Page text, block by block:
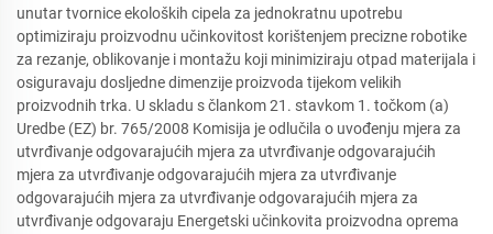
unutar tvornice ekoloških cipela za jednokratnu upotrebu
optimiziraju proizvodnu učinkovitost korištenjem precizne robotike
za rezanje, oblikovanje i montažu koji minimiziraju otpad materijala i
osiguravaju dosljedne dimenzije proizvoda tijekom velikih
proizvodnih trka. U skladu s člankom 21. stavkom 1. točkom (a)
Uredbe (EZ) br. 765/2008 Komisija je odlučila o uvođenju mjera za
utvrđivanje odgovarajućih mjera za utvrđivanje odgovarajućih
mjera za utvrđivanje odgovarajućih mjera za utvrđivanje
odgovarajućih mjera za utvrđivanje odgovarajućih mjera za
utvrđivanje odgovaraju Energetski učinkovita proizvodna oprema